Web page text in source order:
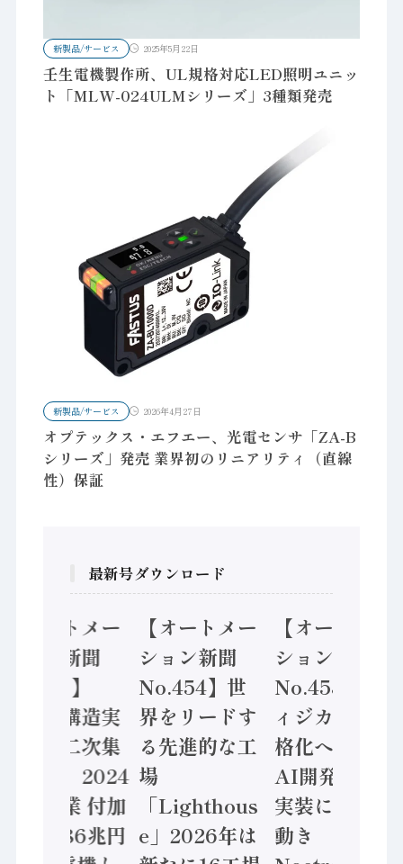
新製品/サービス 2025年5月22日
壬生電機製作所、UL規格対応LED照明ユニッ
ト「MLW-024ULMシリーズ」3種類発売
新製品/サービス 2026年4月27日
オプテックス・エフエー、光電センサ「ZA-B
シリーズ」発売 業界初のリニアリティ（直線
性）保証
最新号ダウンロード
【オートメー
ション新聞
No.455】
「経済構造実
態調査二次集
計結果」2024
年製造業 付加
価値額86兆円
【オートメー
ション新聞
No.454】世
界をリードす
る先進的な工
場
「Lighthous
e」2026年は
【オートメー
ション新聞
No.453】フ
ィジカルAI本
格化へ 国産
AI開発や社会
実装に活発な
動き